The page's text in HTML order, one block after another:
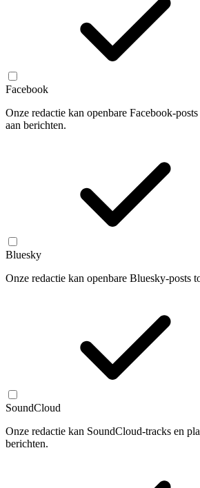
Facebook
Onze redactie kan openbare Facebook-
aan berichten.
Bluesky
Onze redactie kan openbare Bluesky-posts
SoundCloud
Onze redactie kan SoundCloud-tracks en
berichten.